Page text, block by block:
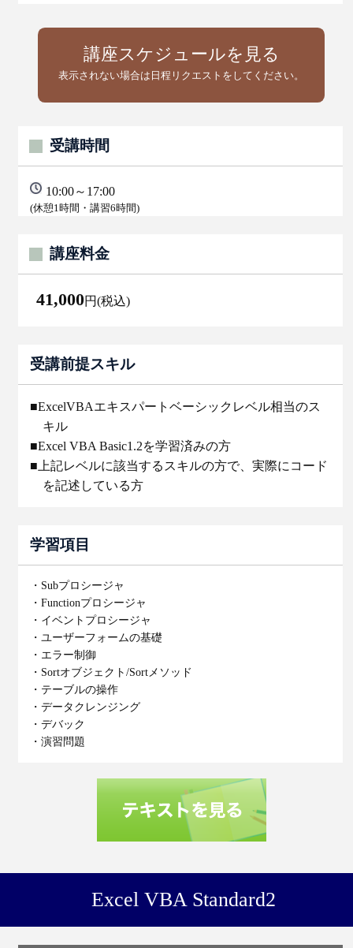
講座スケジュールを見る
表示されない場合は日程リクエストをしてください。
受講時間
10:00～17:00
(休憩1時間・講習6時間)
講座料金
41,000円(税込)
受講前提スキル
■ExcelVBAエキスパートベーシックレベル相当のス
キル
■Excel VBA Basic1.2を学習済みの方
■上記レベルに該当するスキルの方で、実際にコード
を記述している方
学習項目
・Subプロシージャ
・Functionプロシージャ
・イベントプロシージャ
・ユーザーフォームの基礎
・エラー制御
・Sortオブジェクト/Sortメソッド
・テーブルの操作
・データクレンジング
・デバック
・演習問題
Excel VBA Standard2